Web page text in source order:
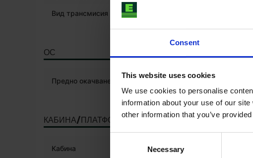
Consent
This website uses cookies
We use cookies to personalise
information about your use of our
other information that you’ve
Necessary
Вид трансмисия
ОС
Предно окачване
КАБИНА/ПЛАТФОРМА
Кабина